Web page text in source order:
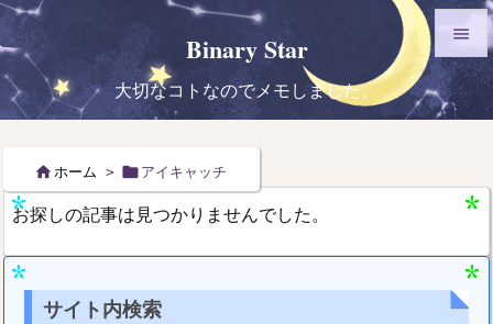
Binary Star
大切なコトなのでメモしました。


メニュ


次へ

 ホーム >  アイキャッチ
お探しの記事は見つかりませんでした。
サイト内検索